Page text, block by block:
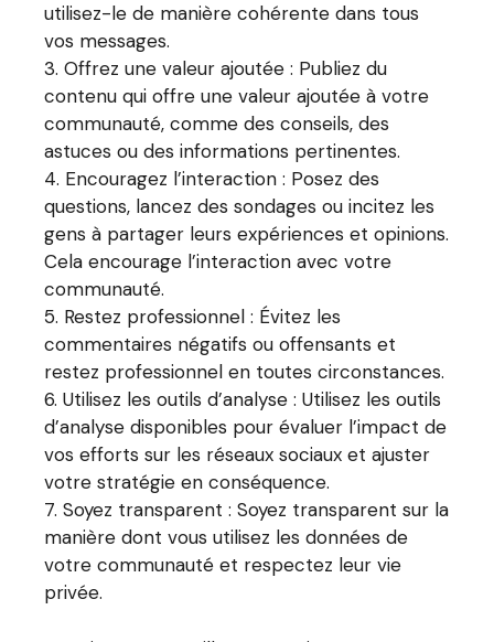
utilisez-le de manière cohérente dans tous
vos messages.
Offrez une valeur ajoutée : Publiez du
contenu qui offre une valeur ajoutée à votre
communauté, comme des conseils, des
astuces ou des informations pertinentes.
Encouragez l’interaction : Posez des
questions, lancez des sondages ou incitez les
gens à partager leurs expériences et opinions.
Cela encourage l’interaction avec votre
communauté.
Restez professionnel : Évitez les
commentaires négatifs ou offensants et
restez professionnel en toutes circonstances.
Utilisez les outils d’analyse : Utilisez les outils
d’analyse disponibles pour évaluer l’impact de
vos efforts sur les réseaux sociaux et ajuster
votre stratégie en conséquence.
Soyez transparent : Soyez transparent sur la
manière dont vous utilisez les données de
votre communauté et respectez leur vie
privée.